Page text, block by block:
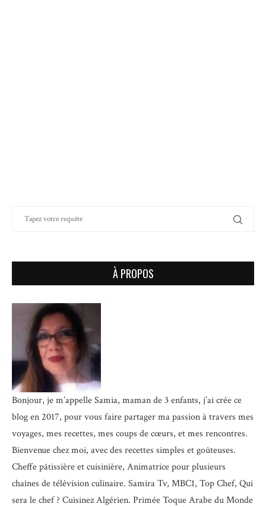
À PROPOS
Bonjour, je m’appelle Samia, maman de 3 enfants, j’ai crée ce
blog en 2017, pour vous faire partager ma passion à travers mes
voyages, mes recettes, mes coups de cœurs, et mes rencontres.
Bienvenue chez moi, avec des recettes simples et goûteuses.
Cheffe pâtissière et cuisinière, Animatrice pour plusieurs
chaînes de télévision culinaire. Samira Tv, MBC1, Top Chef, Qui
sera le chef ? Cuisinez Algérien. Primée Toque Arabe du Monde